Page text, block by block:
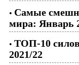
• Самые
мира: Январь
• ТОП-10
2021/22